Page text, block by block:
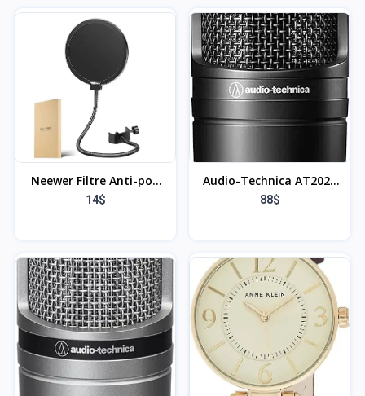
le streaming, XLR et USB
Plug & Play, cardioïde,
commutateur Low-Cut
pour le jeu, noir
Bureau Universel pour
Tous Les Casques de Jeu/
écouteurs de Bureau
Neewer Filtre Anti-pop
Bouclier de Microphone
Bleu et Tout autre
Microphone, Écran Anti-
vent à Double Couche
avec Bras Flexible Clip à
Col de Cygne à 360
degrés
14$
Audio-Technica AT2020
Microphone Cardioïde à
88$